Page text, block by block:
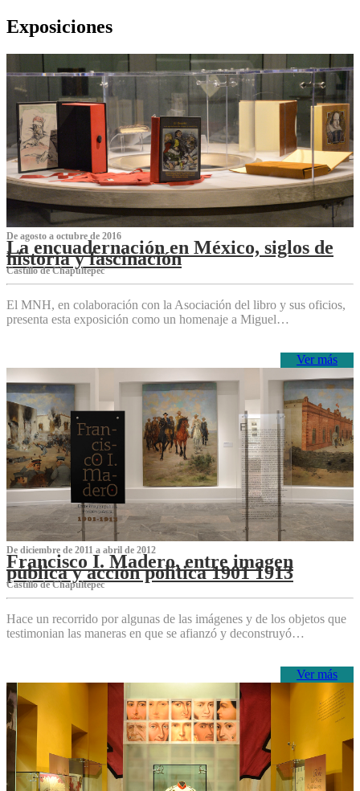
Exposiciones
De agosto a octubre de 2016
La encuadernación en México, siglos de
historia y fascinación
Castillo de Chapultepec
El MNH, en colaboración con la Asociación del libro y sus oficios,
presenta esta exposición como un homenaje a Miguel…
Ver más
De diciembre de 2011 a abril de 2012
Francisco I. Madero, entre imagen
pública y acción política 1901 1913
Castillo de Chapultepec
Hace un recorrido por algunas de las imágenes y de los objetos que
testimonian las maneras en que se afianzó y deconstruyó…
Ver más